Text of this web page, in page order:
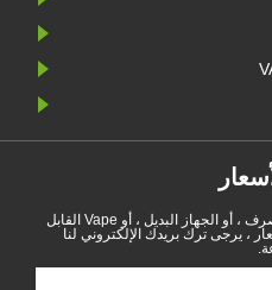
للاستفسارات حول الـ Vape القابل للتصرف ، أو الجهاز البديل ، أو Vape القابل
لنا